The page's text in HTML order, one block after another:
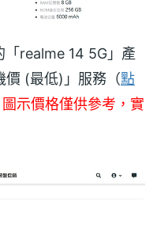
realme 14 5G」產
價 (最低)」服務（點
圖示價格僅供參考，實